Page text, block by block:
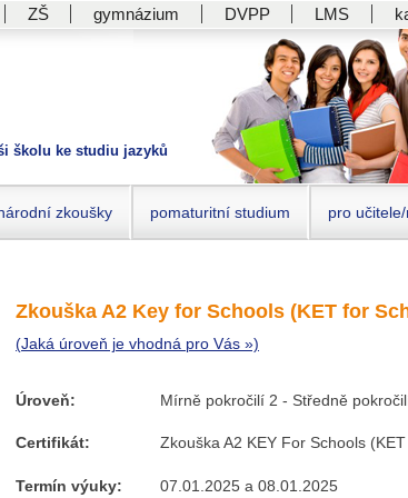
ZŠ gymnázium DVPP LMS
školu ke studiu jazyků
zkoušky pomaturitní studium pro
Zkouška A2 Key for Schools (KET for
(Jaká úroveň je vhodná pro Vás »)
Úroveň: Mírně pokročilí 2 - Středně
Certifikát: Zkouška A2 KEY For Schools
Termín výuky: 07.01.2025 a 08.01.2025